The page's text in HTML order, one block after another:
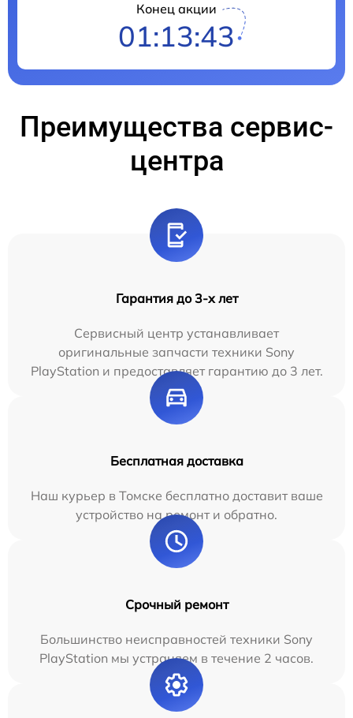
Конец акции
01:13:42
Преимущества сервис-
центра
Гарантия до 3-х лет
Сервисный центр устанавливает
оригинальные запчасти техники Sony
PlayStation и предоставляет гарантию до 3 лет.
Бесплатная доставка
Наш курьер в Томске бесплатно доставит ваше
устройство на ремонт и обратно.
Срочный ремонт
Большинство неисправностей техники Sony
PlayStation мы устраняем в течение 2 часов.